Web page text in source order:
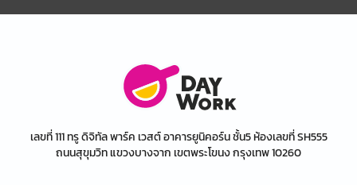
เลขที่ 111 ทรู ดิจิทัล พาร์ค เวสต์ อาคารยูนิคอร์น ชั้น5 ห้องเลขที่ SH555
ถนนสุขุมวิท แขวงบางจาก เขตพระโขนง กรุงเทพ 10260